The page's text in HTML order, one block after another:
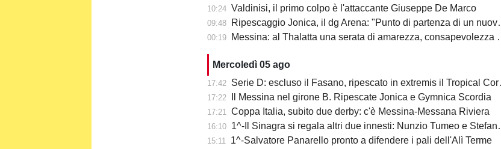
10:24 Valdinisi, il primo colpo è l'attaccante Giuseppe De Marco
09:48 Ripescaggio Jonica, il dg Arena: "Punto di partenza di un nuovo percorso"
00:19 Messina: al Thalatta una serata di amarezza, consapevolezza e speranza
Mercoledì 05 ago
17:42 Serie D: escluso il Fasano, ripescato in extremis il Tropical Coriano
17:22 Il Messina nel girone B. Ripescate Jonica e Gymnica Scordia
17:21 Coppa Italia, subito due derby: c'è Messina-Messana Riviera
16:10 1^-Il Sinagra si regala altri due innesti: Nunzio Tumeo e Stefano Calà
15:11 1^-Salvatore Panarello pronto a difendere i pali dell'Alì Terme